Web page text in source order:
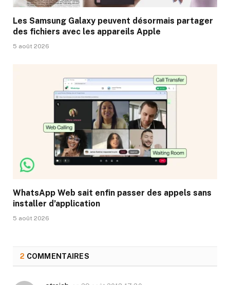
Les Samsung Galaxy peuvent désormais partager
des fichiers avec les appareils Apple
5 août 2026
WhatsApp Web sait enfin passer des appels sans
installer d’application
5 août 2026
2 COMMENTAIRES